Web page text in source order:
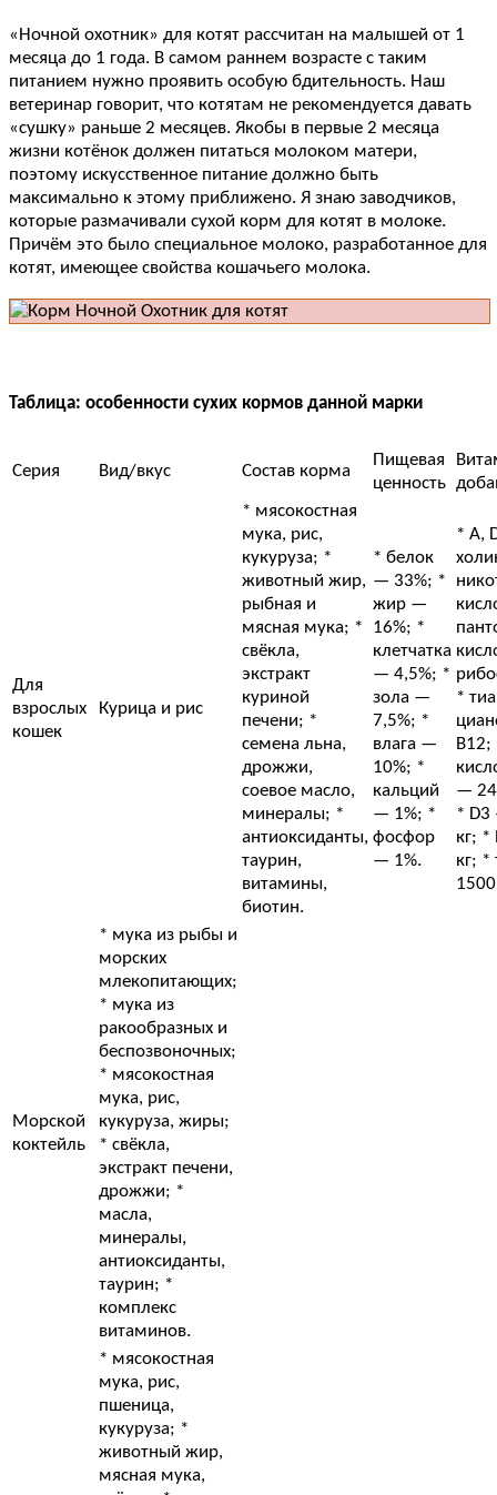
«Ночной охотник» для котят рассчитан на малышей от 1
месяца до 1 года. В самом раннем возрасте с таким
питанием нужно проявить особую бдительность. Наш
ветеринар говорит, что котятам не рекомендуется давать
«сушку» раньше 2 месяцев. Якобы в первые 2 месяца
жизни котёнок должен питаться молоком матери,
поэтому искусственное питание должно быть
максимально к этому приближено. Я знаю заводчиков,
которые размачивали сухой корм для котят в молоке.
Причём это было специальное молоко, разработанное для
котят, имеющее свойства кошачьего молока.
Таблица: особенности сухих кормов данной марки
Серия Вид/вкус Состав корма
Пищевая
ценность
Для
взрослых
кошек
Курица и рис
* мясокостная
мука, рис,
кукуруза; *
животный жир,
рыбная и
мясная мука; *
свёкла,
экстракт
куриной
печени; *
семена льна,
дрожжи,
соевое масло,
минералы; *
антиоксиданты,
таурин,
витамины,
биотин.
* белок
— 33%; *
жир —
16%; *
клетчатка
— 4,5%; *
зола —
7,5%; *
влага —
10%; *
кальций
— 1%; *
фосфор
— 1%.
* А,
*
В12;
—
*
кг;
кг; *
Морской
коктейль
* мука из рыбы и
морских
млекопитающих;
* мука из
ракообразных и
беспозвоночных;
* мясокостная
мука, рис,
кукуруза, жиры;
* свёкла,
экстракт печени,
дрожжи; *
масла,
минералы,
антиоксиданты,
таурин; *
комплекс
витаминов.
* мясокостная
мука, рис,
пшеница,
кукуруза; *
животный жир,
мясная мука,